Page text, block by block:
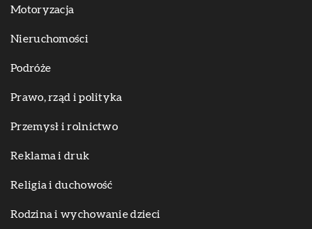
Motoryzacja
Nieruchomości
Podróże
Prawo, rząd i polityka
Przemysł i rolnictwo
Reklama i druk
Religia i duchowość
Rodzina i wychowanie dzieci